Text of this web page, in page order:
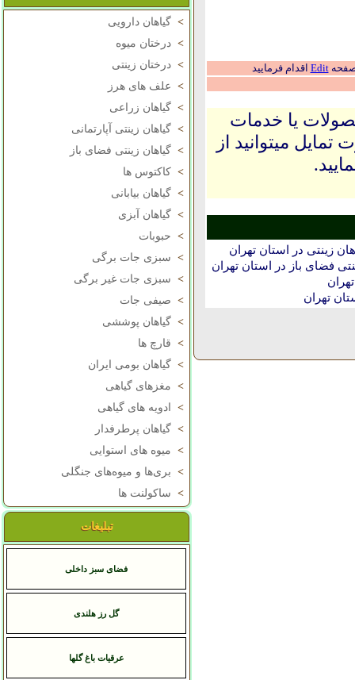
> گیاهان دارویی
> درختان میوه
> درختان زینتی
> علف های هرز
> گیاهان زراعی
> گیاهان زینتی آپارتمانی
> گیاهان زینتی فضای باز
> کاکتوس ها
> گیاهان بیابانی
> گیاهان آبزی
> حبوبات
> سبزی جات برگی
> سبزی جات غیر برگی
> صیفی جات
> گیاهان پوششی
> قارچ ها
> گیاهان بومی ایران
> مغزهای گیاهی
>
ادویه های گیاهی
> گیاهان پرطرفدار
> میوه های استوایی
> بری‌ها و میوه‌های جنگلی
> ساکولنت ها
تبلیغات
فضای سبز داخلی
گل رز هلندی
عرقيات باغ گلها
صفحهEdit اقدام فرمایید
یا خدمات
میتوانید از
زینتی در استان تهران
فضای باز در استان تهران
تهران